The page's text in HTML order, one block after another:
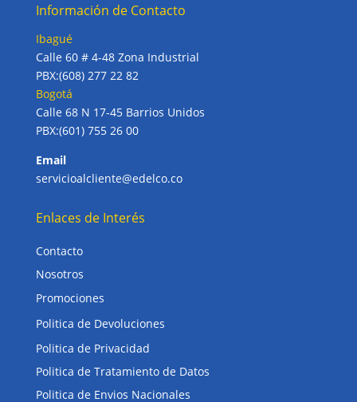
Información de Contacto
Ibagué
Calle 60 # 4-48 Zona Industrial
PBX:(608) 277 22 82
Bogotá
Calle 68 N 17-45 Barrios Unidos
PBX:(601) 755 26 00
Email
servicioalcliente@edelco.co
Enlaces de Interés
Contacto
Nosotros
Promociones
Politica de Devoluciones
Politica de Privacidad
Politica de Tratamiento de Datos
Politica de Envios Nacionales